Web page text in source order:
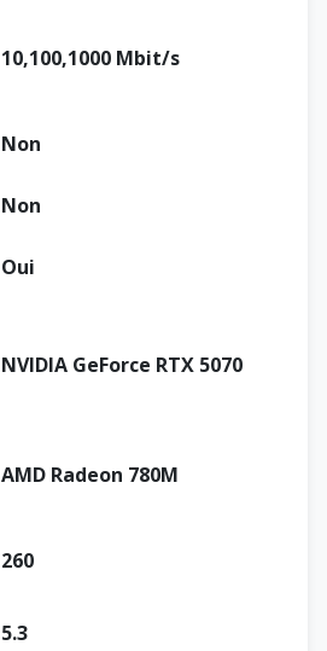
10,100,1000 Mbit/s
Non
Non
Oui
NVIDIA GeForce RTX 5070
AMD Radeon 780M
260
5.3